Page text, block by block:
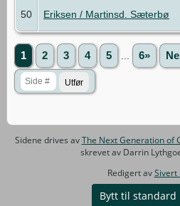
50 Eriksen / Martinsd. Sæterbø
1 2 3 4 5 6»
Sidene drives avThe Next Generation of
skrevet av Darrin
Redigert avSivert
Bytt til standard